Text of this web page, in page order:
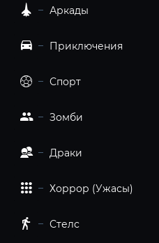
Аркады
Приключения
Спорт
Зомби
Драки
Хоррор (Ужасы)
Стелс